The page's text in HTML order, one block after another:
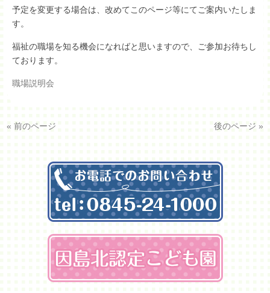
予定を変更する場合は、改めてこのページ等にてご案内いたしま
す。
福祉の職場を知る機会になればと思いますので、ご参加お待ちし
ております。
職場説明会
« 前のページ 後のページ »